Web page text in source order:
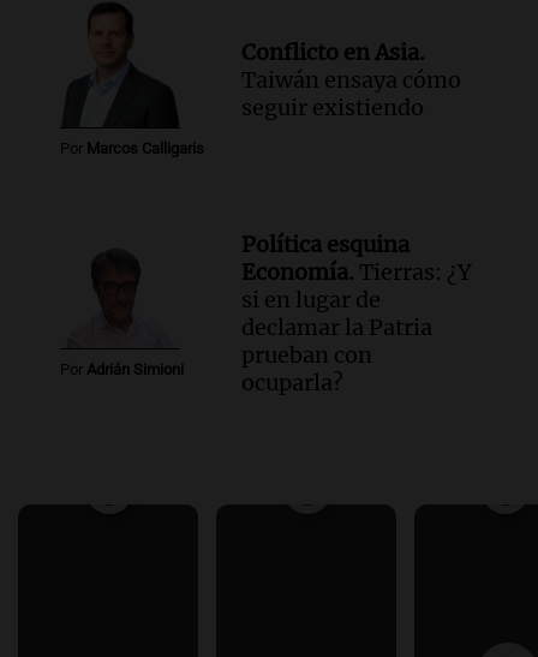
Por Marcos Calligaris
Conflicto en Asia.
Taiwán ensaya cómo
seguir existiendo
Por Adrián Simioni
Política esquina
Economía. Tierras: ¿Y
si en lugar de
declamar la Patria
prueban con
ocuparla?